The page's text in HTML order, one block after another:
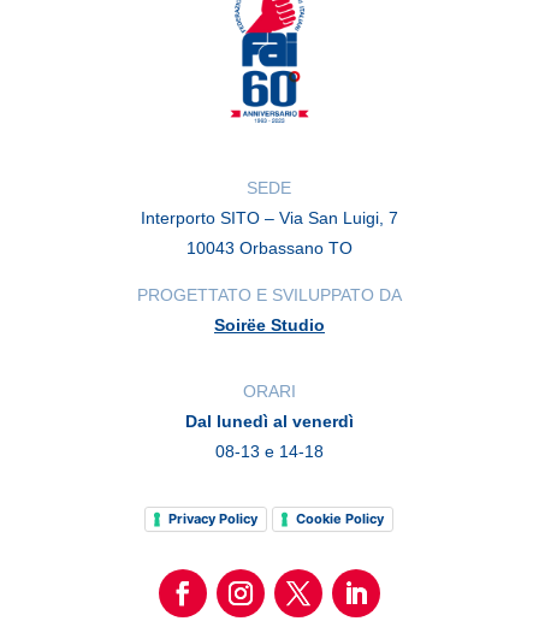
SEDE
Interporto SITO – Via San Luigi, 7
10043 Orbassano TO
PROGETTATO E SVILUPPATO DA
Soirëe Studio
ORARI
Dal lunedì al venerdì
08-13 e 14-18
Privacy Policy Cookie Policy